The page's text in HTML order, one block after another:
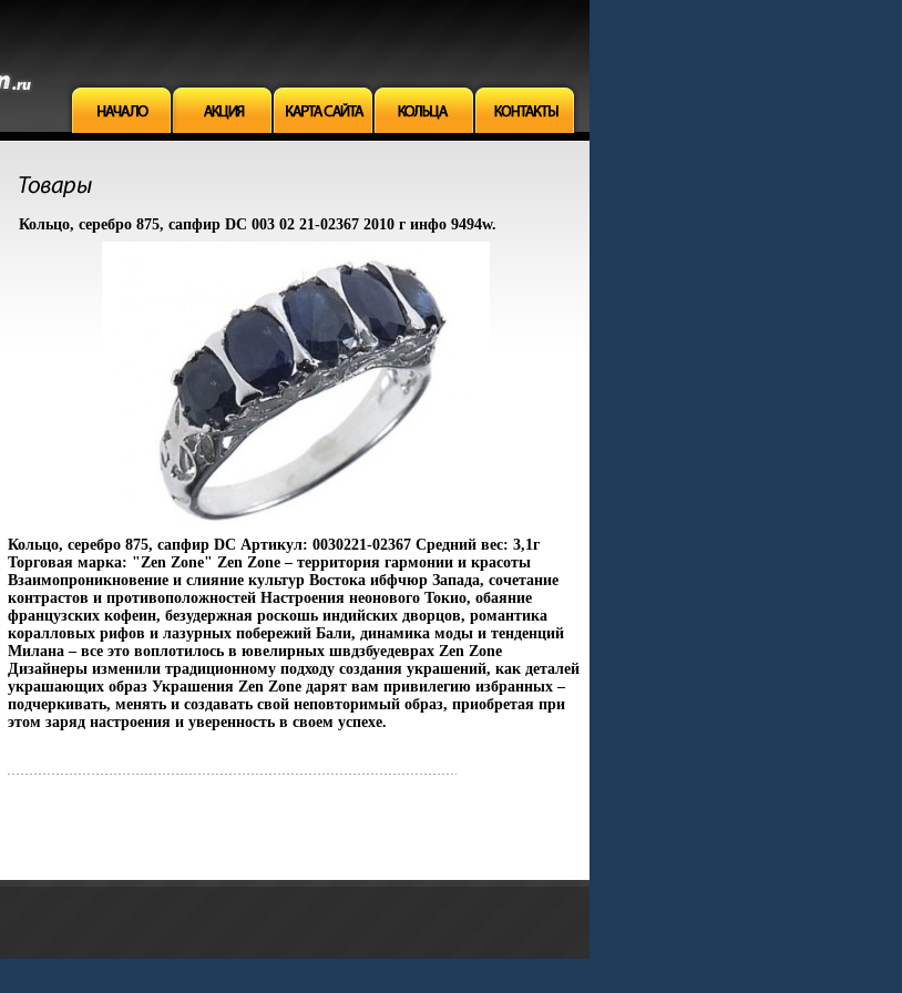
Кольцо, серебро 875, сапфир DC 003 02 21-02367 2010 г инфо 9494w.
Кольцо, серебро 875, сапфир DC Артикул: 0030221-02367 Средний вес: 3,1г
Торговая марка: "Zen Zone" Zen Zone – территория гармонии и красоты
Взаимопроникновение и слияние культур Востока ибфчюр Запада, сочетание
контрастов и противоположностей Настроения неонового Токио, обаяние
французских кофеин, безудержная роскошь индийских дворцов, романтика
коралловых рифов и лазурных побережий Бали, динамика моды и тенденций
Милана – все это воплотилось в ювелирных швдзбуедеврах Zen Zone
Дизайнеры изменили традиционному подходу создания украшений, как деталей
украшающих образ Украшения Zen Zone дарят вам привилегию избранных –
подчеркивать, менять и создавать свой неповторимый образ, приобретая при
этом заряд настроения и уверенность в своем успехе.